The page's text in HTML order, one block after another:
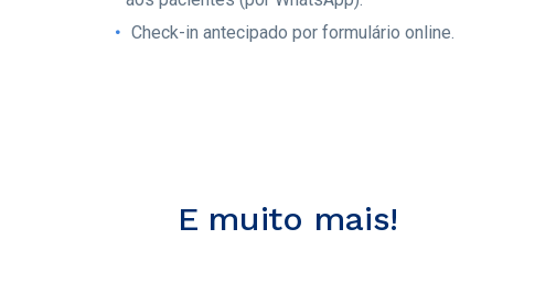
Check-in antecipado por formulário online.
E muito mais!